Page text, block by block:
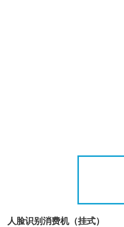
人脸识别消费机（挂式）